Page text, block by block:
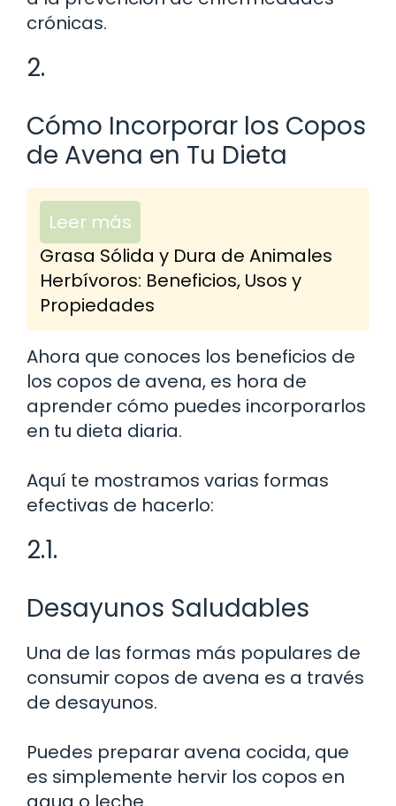
crónicas.
2.
Cómo Incorporar los Copos
de Avena en Tu Dieta
Leer más
Grasa Sólida y Dura de Animales
Herbívoros: Beneficios, Usos y
Propiedades
Ahora que conoces los beneficios de
los copos de avena, es hora de
aprender cómo puedes incorporarlos
en tu dieta diaria.
Aquí te mostramos varias formas
efectivas de hacerlo:
2.1.
Desayunos Saludables
Una de las formas más populares de
consumir copos de avena es a través
de desayunos.
Puedes preparar avena cocida, que
es simplemente hervir los copos en